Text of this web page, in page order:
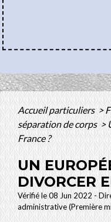
Accueil particuliers>
séparation de corps >
France ?
UN
DIVORCER
Vérifié le 08 Jun 2022 -
administrative (Première